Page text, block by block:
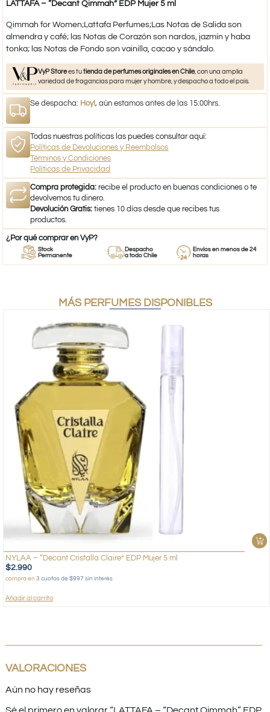
LATTAFA – “Decant Qimmah” EDP Mujer 5 ml
Qimmah for Women;Lattafa Perfumes;Las Notas de Salida son
almendra y café; las Notas de Corazón son nardos, jazmín y haba
tonka; las Notas de Fondo son vainilla, cacao y sándalo.
VyP Storees tutienda de perfumes originales en Chile, con una amplia
variedad de fragancias para mujer y hombre, y despacho a todo el país.
Se despacha: Hoy!, aún estamos antes de las 15:00hrs.
Todas nuestras políticas las puedes consultar aquí:
Políticas de Devoluciones y Reembolsos
Términos y Condiciones
Políticas de Privacidad
Compra protegida: recibe el producto en buenas condiciones o te
devolvemos tu dinero.
Devolución Gratis: tienes 10 días desde que recibes tus
productos.
¿Por qué comprar en VyP?
Stock
Permanente
Despacho
a todo Chile
Envíos en menos de 24
horas
MÁS PERFUMES DISPONIBLES
NYLAA – “Decant Cristalla Claire” EDP Mujer 5 ml
$2.990
compra en 3 cuotas de $997 sin interés
Añadir al carrito
VALORACIONES
Aún no hay reseñas